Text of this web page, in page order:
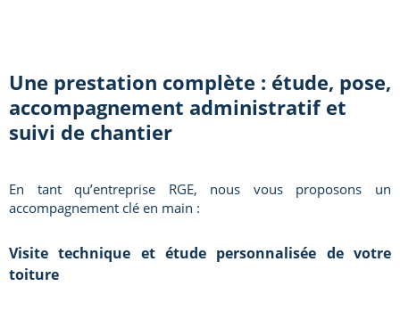
Une prestation complète : étude, pose,
accompagnement administratif et
suivi de chantier
En tant qu’entreprise RGE, nous vous proposons un
accompagnement clé en main :
Visite technique et étude personnalisée de votre
toiture